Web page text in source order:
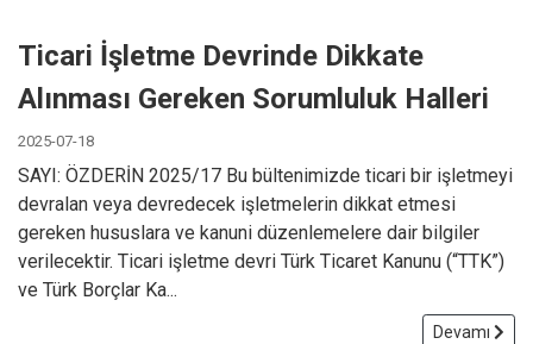
Ticari İşletme Devrinde Dikkate
Alınması Gereken Sorumluluk Halleri
2025-07-18
SAYI: ÖZDERİN 2025/17 Bu bültenimizde ticari bir işletmeyi
devralan veya devredecek işletmelerin dikkat etmesi
gereken hususlara ve kanuni düzenlemelere dair bilgiler
verilecektir. Ticari işletme devri Türk Ticaret Kanunu (“TTK”)
ve Türk Borçlar Ka...
Devamı